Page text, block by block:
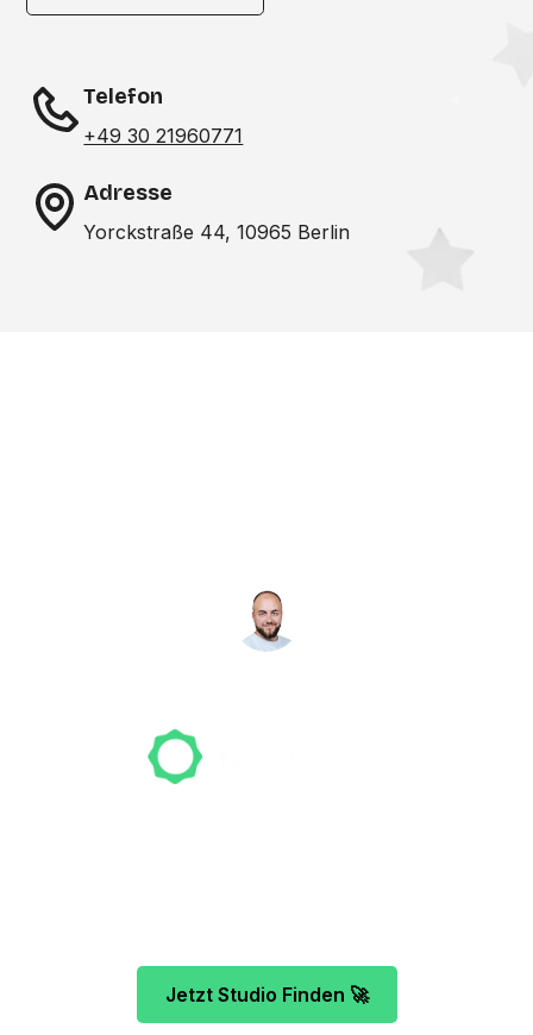
Telefon
+49 30 21960771
Adresse
Yorckstraße 44, 10965 Berlin
Jetzt Studio Finden 🚀